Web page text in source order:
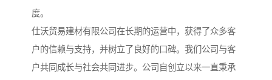
度。
仕沃贸易建材有限公司在长期的运营中，获得了众多客
户的信赖与支持，并树立了良好的口碑。我们公司与客
户共同成长与社会共同进步。公司自创立以来一直秉承